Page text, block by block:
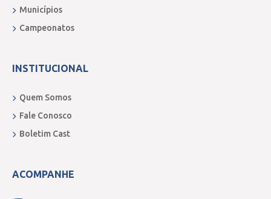
Municípios
Campeonatos
INSTITUCIONAL
Quem Somos
Fale Conosco
Boletim Cast
ACOMPANHE